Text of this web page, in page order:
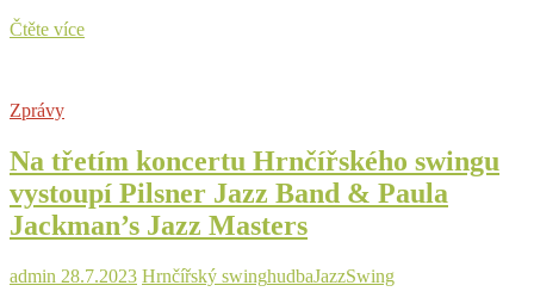
Čtěte víceNa
přijede
zahrát
orchestr
Swing
Melody
Zprávy
Na třetím koncertu Hrnčířského swingu
vystoupí Pilsner Jazz Band & Paula
Jackman’s Jazz Masters
admin 28.7.2023 Hrnčířský swinghudbaJazzSwing